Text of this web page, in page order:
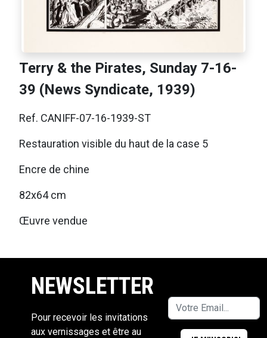
Terry & the Pirates, Sunday 7-16-
39 (News Syndicate, 1939)
Ref. CANIFF-07-16-1939-ST
Restauration visible du haut de la case 5
Encre de chine
82x64 cm
Œuvre vendue
NEWSLETTER
Pour recevoir les invitations
aux vernissages et être au